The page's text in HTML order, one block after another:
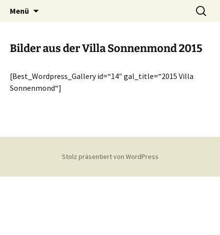
Nauschder Karnevalsverein
e.V.
Homepage des Nauschder Karnevalsverein
e.V.
Menü
Suchen
nach:
Bilder aus der Villa Sonnenmond 2015
[Best_Wordpress_Gallery id=“14″ gal_title=“2015 Villa
Sonnenmond“]
Stolz präsentiert von WordPress